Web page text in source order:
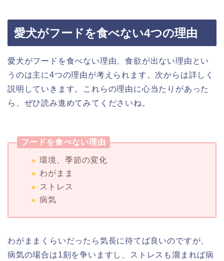
愛犬がフードを食べない4つの理由
愛犬がフードを食べない理由、食欲が出ない理由とい
うのは主に4つの理由が考えられます。次からは詳しく
説明していきます。これらの理由に心当たりがあった
ら、ぜひ読み進めてみてくださいね。
フードを食べない理由
環境、季節の変化
わがまま
ストレス
病気
わがままくらいだったら気長に待てば良いのですが、
病気の場合は1刻を争いますし、ストレスも溜まれば病